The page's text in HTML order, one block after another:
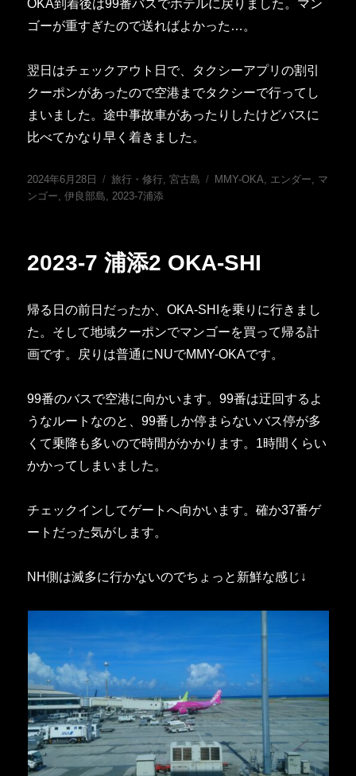
OKA到着後は99番バスでホテルに戻りました。マン
ゴーが重すぎたので送ればよかった…。
翌日はチェックアウト日で、タクシーアプリの割引
クーポンがあったので空港までタクシーで行ってし
まいました。途中事故車があったりしたけどバスに
比べてかなり早く着きました。
投
稿
2024年6月28日
カ
テ
旅行・修行,宮古島
タ
MMY-OKA, エンダー, マ
ンゴー,伊良部島,2023-7浦添
2023-7 浦添2 OKA-SHI
帰る日の前日だったか、OKA-SHIを乗りに行きまし
た。そして地域クーポンでマンゴーを買って帰る計
画です。戻りは普通にNUでMMY-OKAです。
99番のバスで空港に向かいます。99番は迂回するよ
うなルートなのと、99番しか停まらないバス停が多
くて乗降も多いので時間がかかります。1時間くらい
かかってしまいました。
チェックインしてゲートへ向かいます。確か37番ゲ
ートだった気がします。
NH側は滅多に行かないのでちょっと新鮮な感じ↓